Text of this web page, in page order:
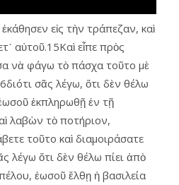
εἰς τὴν τράπεζαν, καὶ
αὐτοῦ.15Καὶ εἶπε πρὸς
νὰ φάγω τὸ πάσχα τοῦτο μὲ
σᾶς λέγω, ὅτι δὲν θέλω
ἐκπληρωθῇ ἐν τῇ
λαβὼν τὸ ποτήριον,
τοῦτο καὶ διαμοιράσατε
λέγω ὅτι δὲν θέλω πίει ἀπὸ
ἑωσοῦ ἔλθῃ ἡ βασιλεία